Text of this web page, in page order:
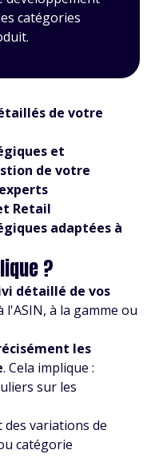
catégories
de votre
et
de votre
Retail
adaptées à
?
détaillé de vos
l'ASIN, à la gamme ou
les
. Cela implique :
sur les
des variations de
catégorie